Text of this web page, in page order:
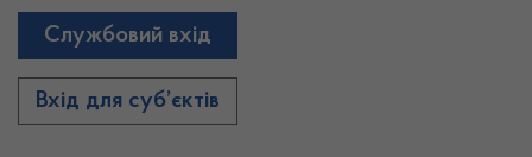
Службовий вхід
Вхід для суб’єктів